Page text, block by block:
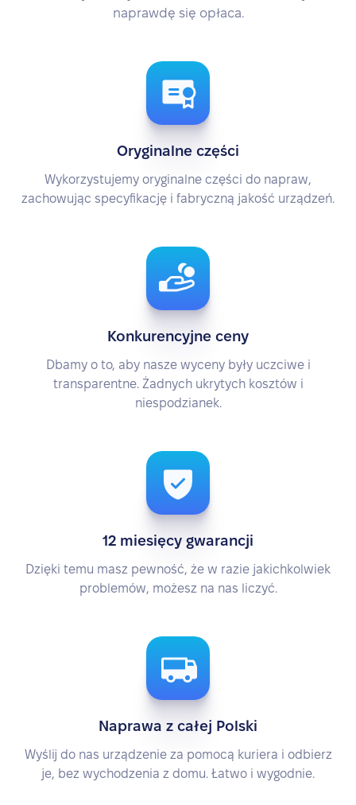
naprawdę się opłaca.
Oryginalne części
Wykorzystujemy oryginalne części do napraw,
zachowując specyfikację i fabryczną jakość urządzeń.
Konkurencyjne ceny
Dbamy o to, aby nasze wyceny były uczciwe i
transparentne. Żadnych ukrytych kosztów i
niespodzianek.
12 miesięcy gwarancji
Dzięki temu masz pewność, że w razie jakichkolwiek
problemów, możesz na nas liczyć.
Naprawa z całej Polski
Wyślij do nas urządzenie za pomocą kuriera i odbierz
je, bez wychodzenia z domu. Łatwo i wygodnie.